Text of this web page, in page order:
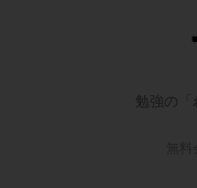
勉強の「